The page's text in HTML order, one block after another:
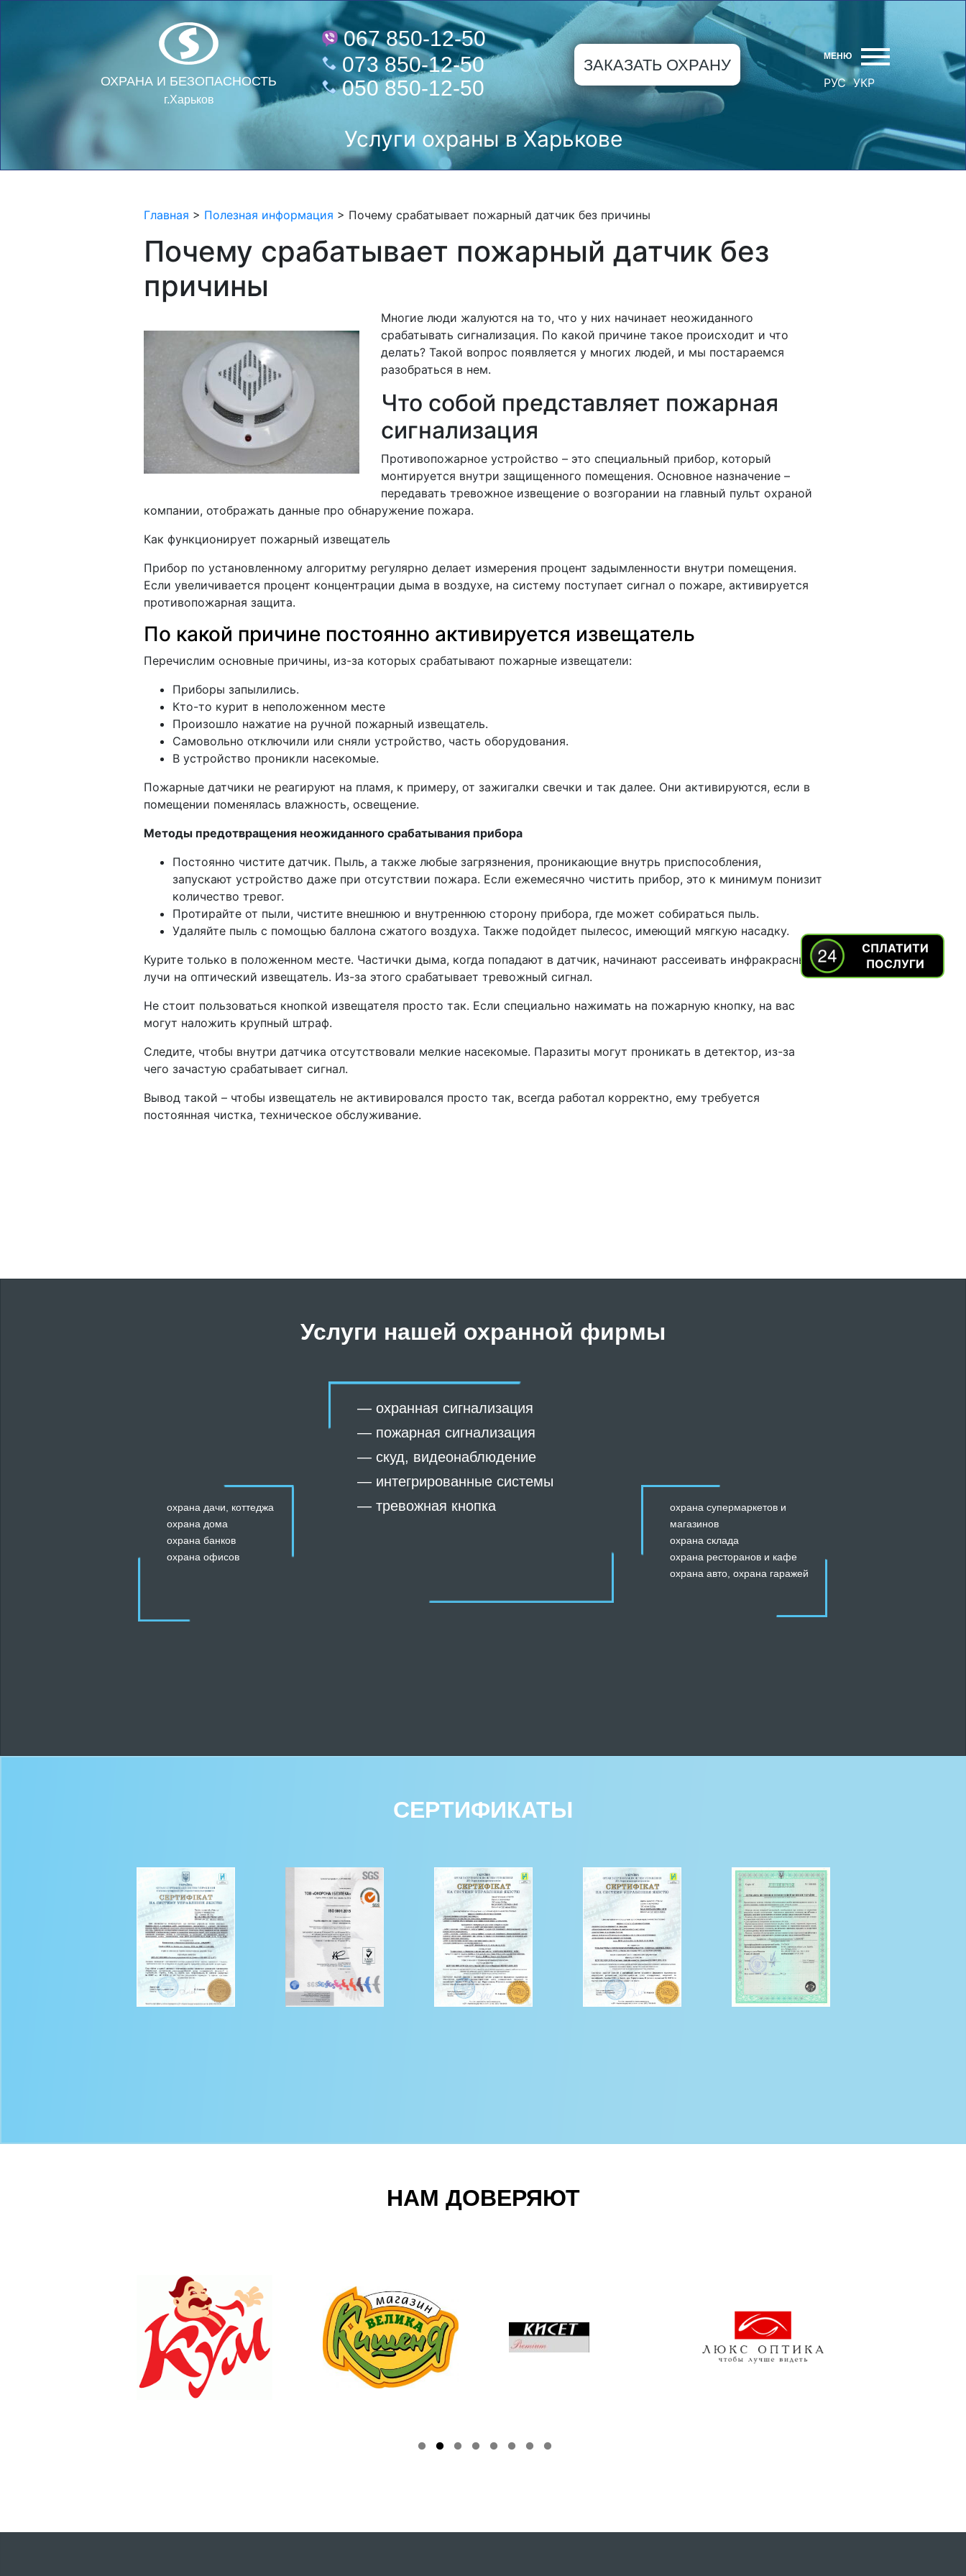
ОХРАНА И БЕЗОПАСНОСТЬ
г.Харьков
067 850-12-50
073 850-12-50
050 850-12-50
ЗАКАЗАТЬ ОХРАНУ МЕНЮ
РУС УКР
Услуги охраны в Харькове
Главная > Полезная информация > Почему срабатывает пожарный датчик без причины
Почему срабатывает пожарный датчик без
причины
Многие люди жалуются на то, что у них начинает неожиданного
срабатывать сигнализация. По какой причине такое происходит и что
делать? Такой вопрос появляется у многих людей, и мы постараемся
разобраться в нем.
Что собой представляет пожарная
сигнализация
Противопожарное устройство – это специальный прибор, который
монтируется внутри защищенного помещения. Основное назначение –
передавать тревожное извещение о возгорании на главный пульт охраной
компании, отображать данные про обнаружение пожара.
Как функционирует пожарный извещатель
Прибор по установленному алгоритму регулярно делает измерения процент задымленности внутри помещения.
Если увеличивается процент концентрации дыма в воздухе, на систему поступает сигнал о пожаре, активируется
противопожарная защита.
По какой причине постоянно активируется извещатель
Перечислим основные причины, из-за которых срабатывают пожарные извещатели:
Приборы запылились.
Кто-то курит в неположенном месте
Произошло нажатие на ручной пожарный извещатель.
Самовольно отключили или сняли устройство, часть оборудования.
В устройство проникли насекомые.
Пожарные датчики не реагируют на пламя, к примеру, от зажигалки свечки и так далее. Они активируются, если в
помещении поменялась влажность, освещение.
Методы предотвращения неожиданного срабатывания прибора
Постоянно чистите датчик. Пыль, а также любые загрязнения, проникающие внутрь приспособления,
запускают устройство даже при отсутствии пожара. Если ежемесячно чистить прибор, это к минимум понизит
количество тревог.
Протирайте от пыли, чистите внешнюю и внутреннюю сторону прибора, где может собираться пыль.
Удаляйте пыль с помощью баллона сжатого воздуха. Также подойдет пылесос, имеющий мягкую насадку.
Курите только в положенном месте. Частички дыма, когда попадают в датчик, начинают рассеивать инфракрасные
лучи на оптический извещатель. Из-за этого срабатывает тревожный сигнал.
Не стоит пользоваться кнопкой извещателя просто так. Если специально нажимать на пожарную кнопку, на вас
могут наложить крупный штраф.
Следите, чтобы внутри датчика отсутствовали мелкие насекомые. Паразиты могут проникать в детектор, из-за
чего зачастую срабатывает сигнал.
Вывод такой – чтобы извещатель не активировался просто так, всегда работал корректно, ему требуется
постоянная чистка, техническое обслуживание.
Услуги нашей охранной фирмы
охрана дачи, коттеджа
охрана дома
охрана банков
охрана офисов
— охранная сигнализация
— пожарная сигнализация
— скуд, видеонаблюдение
— интегрированные системы
— тревожная кнопка
охрана супермаркетов и
магазинов
охрана склада
охрана ресторанов и кафе
охрана авто ,охрана гаражей
СЕРТИФИКАТЫ
НАМ ДОВЕРЯЮТ
СПЛАТИТИ
ПОСЛУГИ